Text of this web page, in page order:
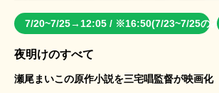
7/20~7/25→12:05 / ※16:50(7/23~7/25のみ)
夜明けのすべて
瀬尾まいこの原作小説を三宅唱監督が映画化